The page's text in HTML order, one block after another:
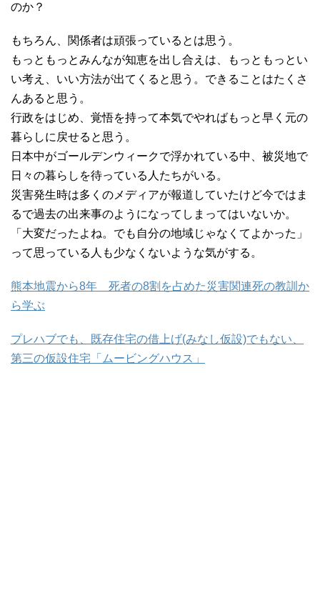
のか？
もちろん、関係者は頑張っているとは思う。
もっともっとみんなが知恵を出し合えは、もっともっとい
い考え、いい方法が出てくると思う。できることはたくさ
んあると思う。
行政をはじめ、覚悟を持って本気でやればもっと早く元の
暮らしに戻せると思う。
日本中がゴールデンウィークで浮かれている中、被災地で
日々の暮らしを待っている人たちがいる。
災害発生時は多くのメディアが報道していたけど今ではま
るで過去の出来事のようになってしまってはいないか。
「大変だったよね。でも自分の地域じゃなくてよかった」
って思っている人も少なくないような気がする。
熊本地震から8年 死者の8割を占めた災害関連死の教訓か
ら学ぶ
プレハブでも、既存住宅の借上げ(みなし仮設)でもない、
第三の仮設住宅「ムービングハウス」